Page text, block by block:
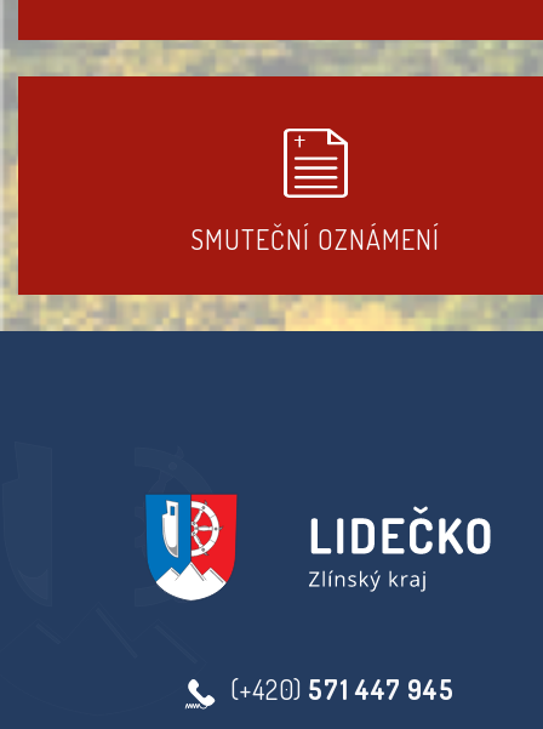
SMUTEČNÍ OZNÁMENÍ
(+420) 571 447 945